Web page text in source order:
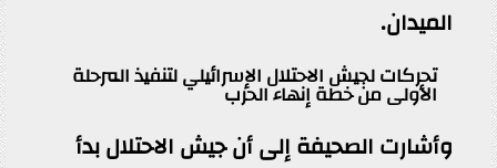
الميدان.
تحركات لجيش الاحتلال الإسرائيلي لتنفيذ المرحلة
الأولى من خطة إنهاء الحرب
وأشارت الصحيفة إلى أن جيش الاحتلال بدأ